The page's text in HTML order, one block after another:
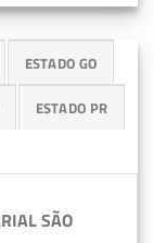
ESTADO GO
ESTADO PR
SÃO